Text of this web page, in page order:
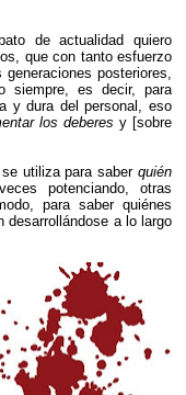
de actualidad quiero
que con tanto esfuerzo
posteriores,
siempre, es decir, para
y dura del personal, eso
los deberes y [sobre
utiliza para saber quién
potenciando, otras
para saber quiénes
a lo largo